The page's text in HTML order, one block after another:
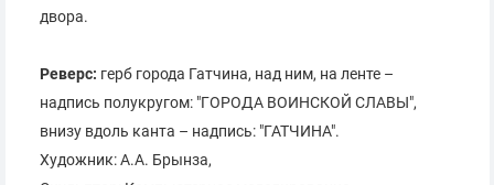
двора.
Реверс: герб города Гатчина, над ним, на ленте –
надпись полукругом: "ГОРОДА ВОИНСКОЙ СЛАВЫ",
внизу вдоль канта – надпись: "ГАТЧИНА".
Художник: А.А. Брынза,